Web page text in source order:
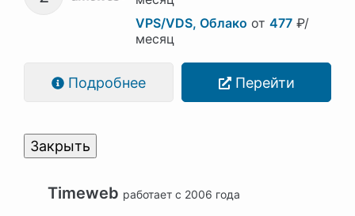
VPS/VDS, Облако от 477 ₽/
месяц
Подробнее Перейти
Закрыть
Timeweb работает с 2006 года